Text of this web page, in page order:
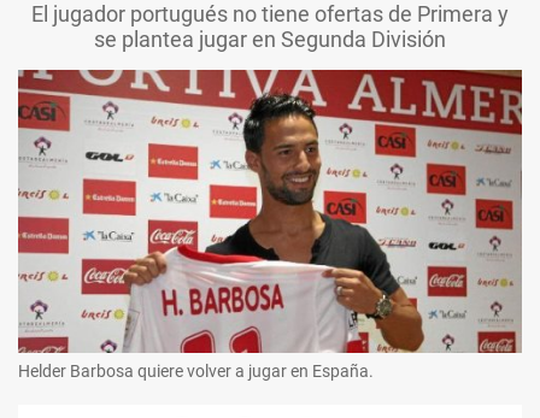
El jugador portugués no tiene ofertas de Primera y
se plantea jugar en Segunda División
Helder Barbosa quiere volver a jugar en España.